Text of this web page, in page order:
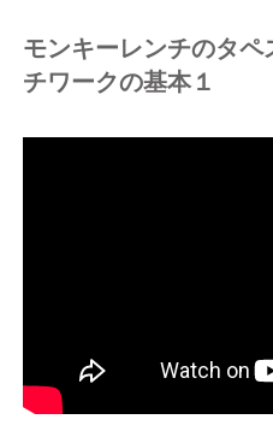
モンキーレンチのタ
チワークの基本１